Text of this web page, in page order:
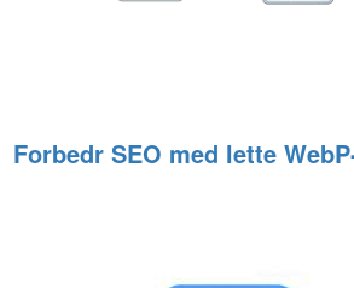
Forbedr SEO med lette